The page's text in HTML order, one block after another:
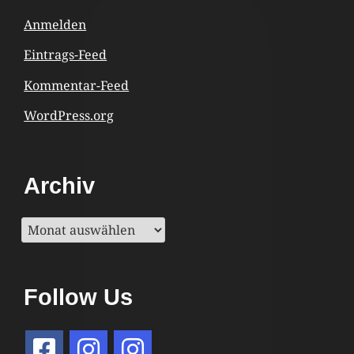
Anmelden
Eintrags-Feed
Kommentar-Feed
WordPress.org
Archiv
Archiv
Follow Us